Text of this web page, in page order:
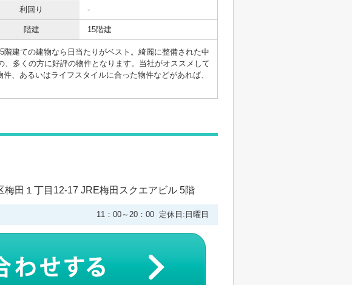
利回り -
階建 15階建
建ての建物なら日当たりがベスト。綺麗に整備された中
多くの方に好評の物件となります。当社がオススメして
、あるいはライフスタイルに合った物件などがあれば、
梅田１丁目12-17 JRE梅田スクエアビル 5階
11：00～20：00 定休日:日曜日